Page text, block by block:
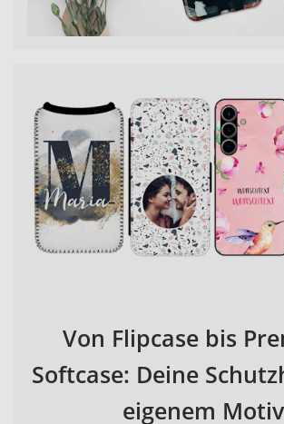
Von Flipcase bis
Softcase: Deine
eigenem Motiv